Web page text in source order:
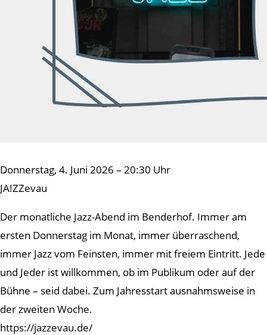
Donnerstag, 4. Juni 2026 – 20:30 Uhr
JA!ZZevau
Der monatliche Jazz-Abend im Benderhof. Immer am
ersten Donnerstag im Monat, immer überraschend,
immer Jazz vom Feinsten, immer mit freiem Eintritt. Jede
und Jeder ist willkommen, ob im Publikum oder auf der
Bühne – seid dabei. Zum Jahresstart ausnahmsweise in
der zweiten Woche.
https://jazzevau.de/